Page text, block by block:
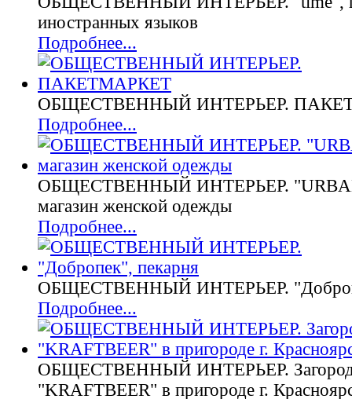
иностранных языков
Подробнее...
ОБЩЕСТВЕННЫЙ ИНТЕРЬЕР.
Подробнее...
ОБЩЕСТВЕННЫЙ ИНТЕРЬЕР.
магазин женской одежды
Подробнее...
ОБЩЕСТВЕННЫЙ ИНТЕРЬЕР.
Подробнее...
ОБЩЕСТВЕННЫЙ ИНТЕРЬЕР.
"KRAFTBEER" в пригороде г.